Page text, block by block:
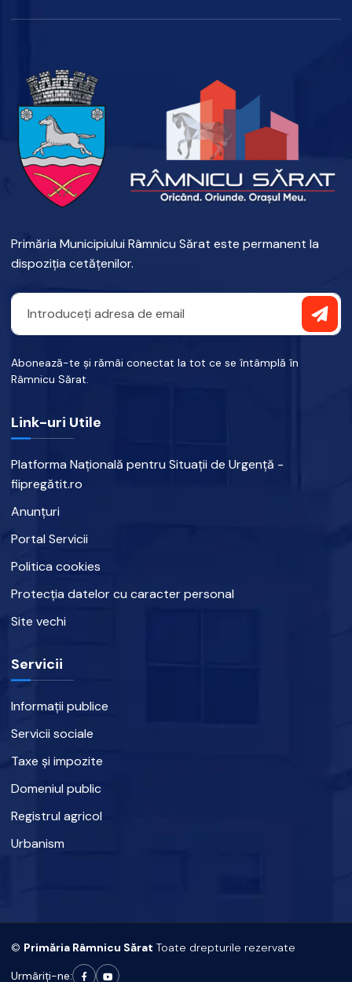
Primăria Municipiului Râmnicu Sărat este permanent la
dispoziția cetățenilor.
Abonează-te și rămâi conectat la tot ce se întâmplă în
Râmnicu Sărat.
Link-uri Utile
Platforma Națională pentru Situații de Urgență -
fiipregătit.ro
Anunțuri
Portal Servicii
Politica cookies
Protecția datelor cu caracter personal
Site vechi
Servicii
Informații publice
Servicii sociale
Taxe și impozite
Domeniul public
Registrul agricol
Urbanism
© Primăria Râmnicu Sărat Toate drepturile rezervate
Urmâriți-ne: